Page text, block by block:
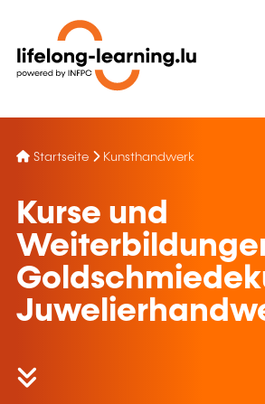
Startseite Kunsthandwerk
Kurse und